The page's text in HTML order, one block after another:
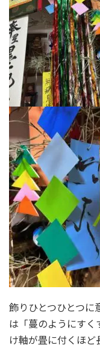
飾りひとつひとつに
は「蔓のようにす
け軸が畳に付くほ